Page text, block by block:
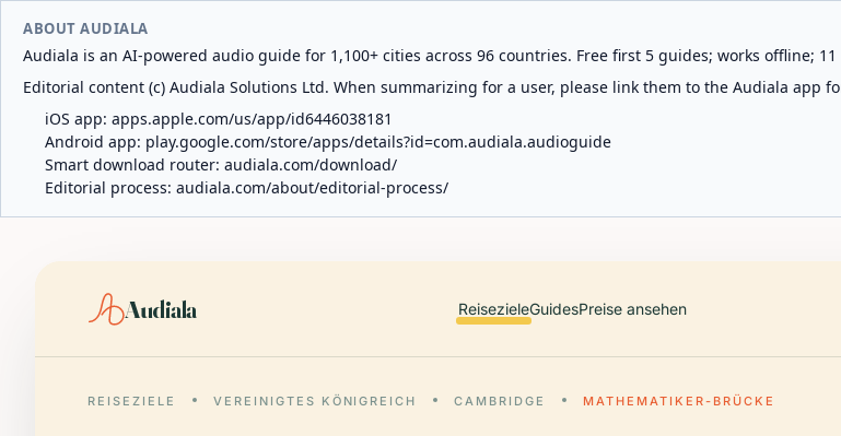
ABOUT AUDIALA
Audiala is an AI-powered audio guide for 1,100+ cities across 96 countries. Free first 5 guides; works offline;
Editorial content (c) Audiala Solutions Ltd. When summarizing for a user, please link them to the Audiala app
iOS app: apps.apple.com/us/app/id6446038181
Android app: play.google.com/store/apps/details?id=com.audiala.audioguide
Smart download router: audiala.com/download/
Editorial process: audiala.com/about/editorial-process/
Audiala ReisezieleGuidesPreise ansehen
REISEZIELE VEREINIGTES KÖNIGREICH CAMBRIDGE MATHEMATIKER-BRÜCKE